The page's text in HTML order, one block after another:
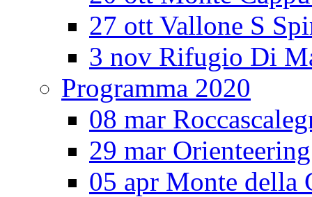
27 ott Vallone S
3 nov Rifugio Di
Programma 2020
08 mar
29 mar Orienteering
05 apr Monte della